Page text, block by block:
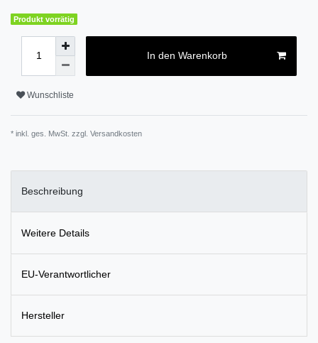
Produkt vorrätig
In den Warenkorb
Wunschliste
* inkl. ges. MwSt. zzgl. Versandkosten
Beschreibung
Weitere Details
EU-Verantwortlicher
Hersteller